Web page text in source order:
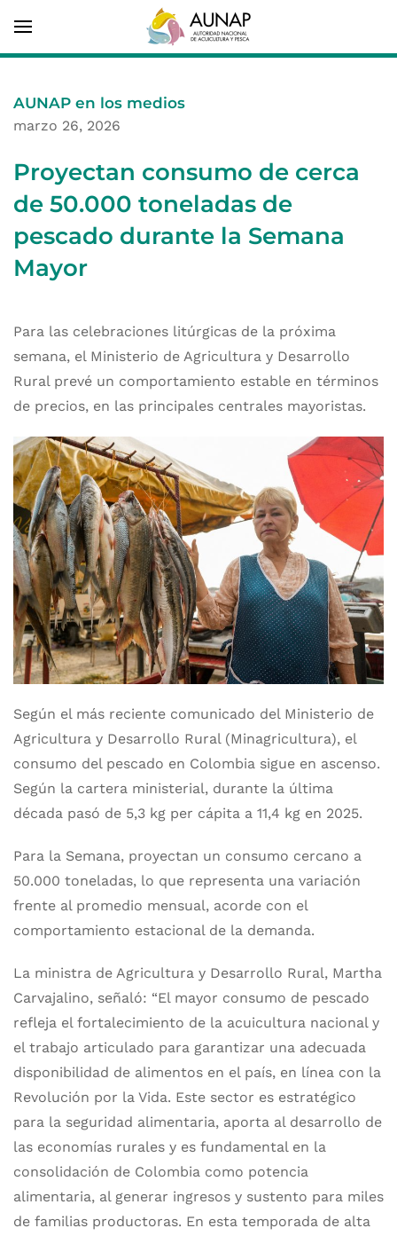
AUNAP en los medios
marzo 26, 2026
Proyectan consumo de cerca
de 50.000 toneladas de
pescado durante la Semana
Mayor
Para las celebraciones litúrgicas de la próxima
semana, el Ministerio de Agricultura y Desarrollo
Rural prevé un comportamiento estable en términos
de precios, en las principales centrales mayoristas.
Según el más reciente comunicado del Ministerio de
Agricultura y Desarrollo Rural (Minagricultura), el
consumo del pescado en Colombia sigue en ascenso.
Según la cartera ministerial, durante la última
década pasó de 5,3 kg per cápita a 11,4 kg en 2025.
Para la Semana, proyectan un consumo cercano a
50.000 toneladas, lo que representa una variación
frente al promedio mensual, acorde con el
comportamiento estacional de la demanda.
La ministra de Agricultura y Desarrollo Rural, Martha
Carvajalino, señaló: “El mayor consumo de pescado
refleja el fortalecimiento de la acuicultura nacional y
el trabajo articulado para garantizar una adecuada
disponibilidad de alimentos en el país, en línea con la
Revolución por la Vida. Este sector es estratégico
para la seguridad alimentaria, aporta al desarrollo de
las economías rurales y es fundamental en la
consolidación de Colombia como potencia
alimentaria, al generar ingresos y sustento para miles
de familias productoras. En esta temporada de alta